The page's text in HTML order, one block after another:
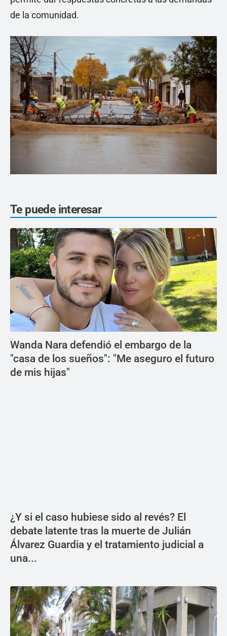
de la comunidad.
Te puede interesar
Wanda Nara defendió el embargo de la
"casa de los sueños": "Me aseguro el futuro
de mis hijas"
¿Y si el caso hubiese sido al revés? El
debate latente tras la muerte de Julián
Álvarez Guardia y el tratamiento judicial a
una...